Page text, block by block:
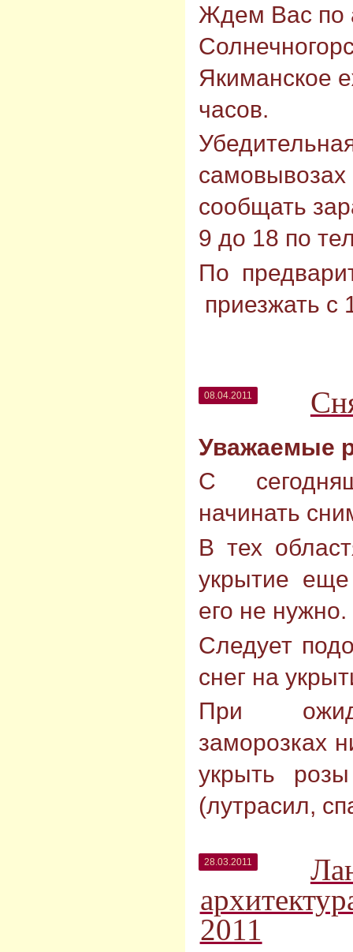
Ждем Вас по
Якиманское
часов.
сообщать
9 до 18 по
По
приезжать с
08.04.2011
Уважаемые
С
начинать
В тех
укрытие
его не нужно.
Следует
снег на
При
заморозках
укрыть
(лутрасил,
28.03.2011
2011